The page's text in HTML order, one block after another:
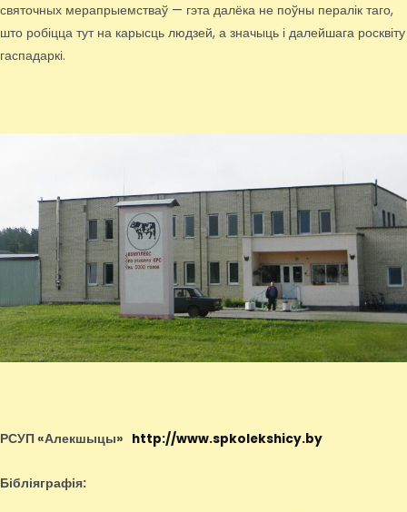
святочных мерапрыемстваў — гэта далёка не поўны пералік таго,
што робіцца тут на карысць людзей, а значыць і далейшага росквіту
гаспадаркі.
РСУП «Алекшыцы» http://www.spkolekshicy.by
Бібліяграфія: